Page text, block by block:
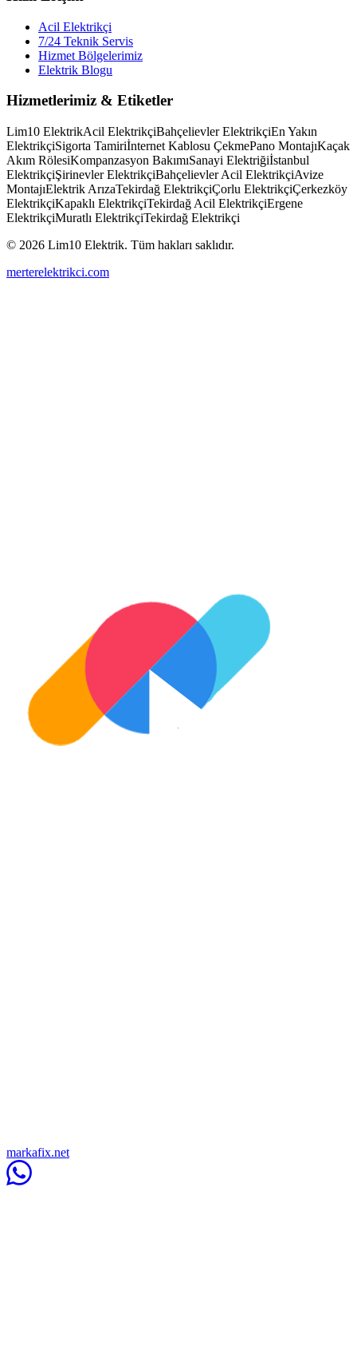
Acil Elektrikçi
7/24 Teknik Servis
Hizmet Bölgelerimiz
Elektrik Blogu
Hizmetlerimiz & Etiketler
Lim10 ElektrikAcil ElektrikçiBahçelievler ElektrikçiEn Yakın
ElektrikçiSigorta Tamiriİnternet Kablosu ÇekmePano MontajıKaçak
Akım RölesiKompanzasyon BakımıSanayi Elektriğiİstanbul
ElektrikçiŞirinevler ElektrikçiBahçelievler Acil ElektrikçiAvize
MontajıElektrik ArızaTekirdağ ElektrikçiÇorlu ElektrikçiÇerkezköy
ElektrikçiKapaklı ElektrikçiTekirdağ Acil ElektrikçiErgene
ElektrikçiMuratlı ElektrikçiTekirdağ Elektrikçi
© 2026 Lim10 Elektrik. Tüm hakları saklıdır.
merterelektrikci.com
markafix.net